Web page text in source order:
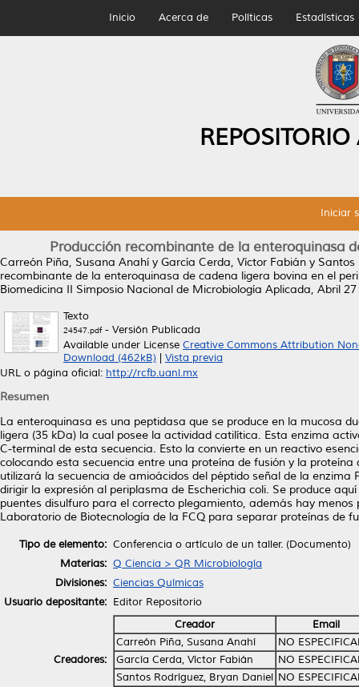
Inicio Acerca de Políticas Estadísticas
Iniciar
Producción recombinante de la enteroquinasa
Carreón Piña, Susana Anahí y García Cerda, Víctor Fabián y Santos
recombinante de la enteroquinasa de cadena ligera bovina en el
Biomedicina II Simposio Nacional de Microbiología Aplicada, Abril
Texto
24547.pdf- Versión Publicada
Available under License Creative Commons Attribution
Download (462kB)
Vista previa
URL o página oficial: http://rcfb.uanl.mx
Resumen
La enteroquinasa es una peptidasa que se produce en la mucosa
ligera (35 kDa) la cual posee la actividad catilítica. Esta enzima
C-terminal de esta secuencia. Esto la convierte en un reactivo
colocando esta secuencia entre una proteína de fusión y la
utilizará la secuencia de amioácidos del péptido señal de la
dirigir la expresión al periplasma de Escherichia coli. Se produce
puentes disulfuro para el correcto plegamiento, además hay
Laboratorio de Biotecnología de la FCQ para separar proteínas de
Tipo de elemento: Conferencia o artículo de un taller. (Documento)
Materias: Q Ciencia > QR Microbiología
Divisiones: Ciencias Químicas
Usuario depositante: Editor Repositorio
Creadores:
Creador
Email
Carreón Piña, Susana Anahí
NO
García Cerda, Víctor Fabián
NO
Santos Rodríguez, Bryan Daniel NO